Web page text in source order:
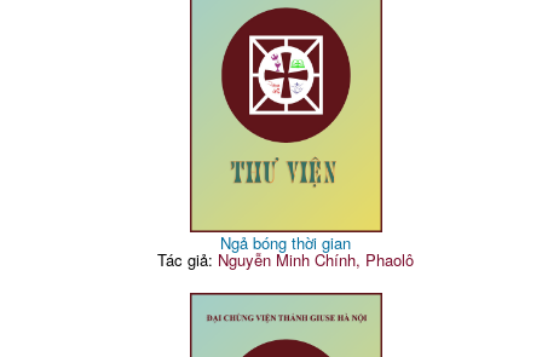
Ngả bóng thời gian
Tác giả: Nguyễn Minh Chính, Phaolô